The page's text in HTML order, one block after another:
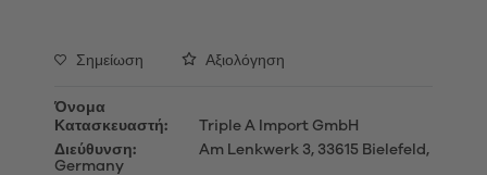
Σημείωση Αξιολόγηση
Όνομα
Κατασκευαστή:
Triple A Import GmbH
Διεύθυνση:
Am Lenkwerk 3, 33615 Bielefeld,
Germany